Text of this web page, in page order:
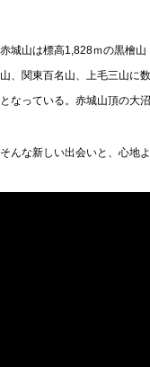
赤城山は標高1,828ｍの黒檜
山、関東百名山、上毛三山に
となっている。赤城山頂の大
そんな新しい出会いと、心地